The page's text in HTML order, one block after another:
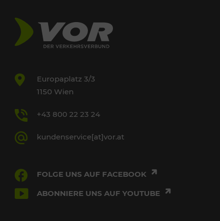
Europaplatz 3/3
1150 Wien
+43 800 22 23 24
kundenservice[at]vor.at
FOLGE UNS AUF FACEBOOK
ABONNIERE UNS AUF YOUTUBE